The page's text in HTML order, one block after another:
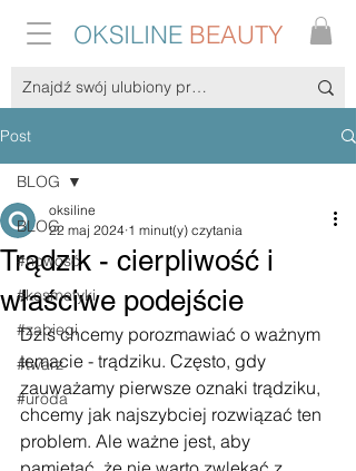
OKSILINE BEAUTY
Post
BLOG
#nowość
#kosmetyki
#zabiegi
#twarz
#uroda
BLOG
Trądzik - cierpliwość i
właściwe podejście
oksiline
22 maj 2024 1 minut(y) czytania
Dziś chcemy porozmawiać o ważnym
temacie - trądziku. Często, gdy
zauważamy pierwsze oznaki trądziku,
chcemy jak najszybciej rozwiązać ten
problem. Ale ważne jest, aby